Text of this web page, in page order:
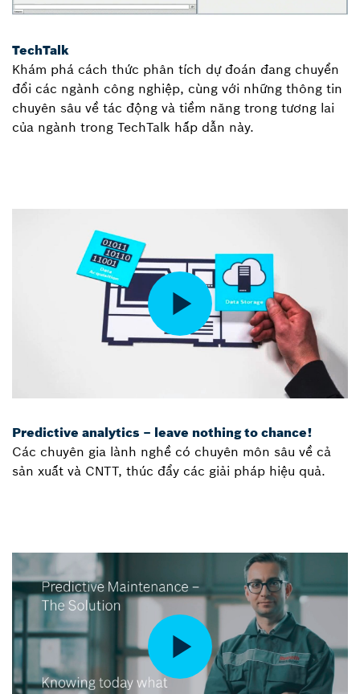
TechTalk
Khám phá cách thức phân tích dự đoán đang chuyển
đổi các ngành công nghiệp, cùng với những thông tin
chuyên sâu về tác động và tiềm năng trong tương lai
của ngành trong TechTalk hấp dẫn này.
Predictive analytics – leave nothing to chance!
Các chuyên gia lành nghề có chuyên môn sâu về cả
sản xuất và CNTT, thúc đẩy các giải pháp hiệu quả.